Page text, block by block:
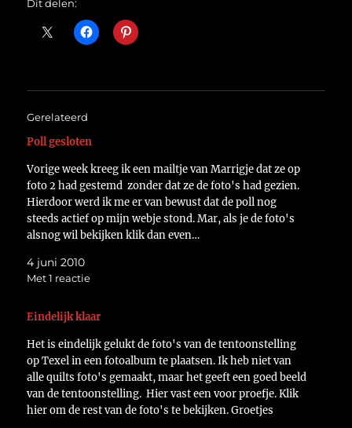
Dit delen:
Gerelateerd
Poll gesloten
Vorige week kreeg ik een mailtje van Marrigje dat ze op
foto 2 had gestemd zonder dat ze de foto's had gezien.
Hierdoor werd ik me er van bewust dat de poll nog
steeds actief op mijn webje stond. Mar, als je de foto's
alsnog wil bekijken klik dan even…
4 juni 2010
Met 1 reactie
Eindelijk klaar
Het is eindelijk gelukt de foto's van de tentoonstelling
op Texel in een fotoalbum te plaatsen. Ik heb niet van
alle quilts foto's gemaakt, maar het geeft een goed beeld
van de tentoonstelling. Hier vast een voor proefje. Klik
hier om de rest van de foto's te bekijken. Groetjes